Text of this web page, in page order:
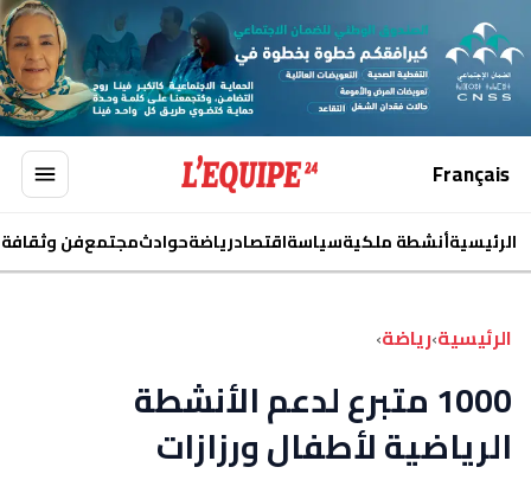
Français
الرئيسيةأنشطة ملكيةسياسةاقتصادرياضةحوادثمجتمعفن وثقافة
الرئيسية›رياضة›
1000 متبرع لدعم الأنشطة
الرياضية لأطفال ورزازات